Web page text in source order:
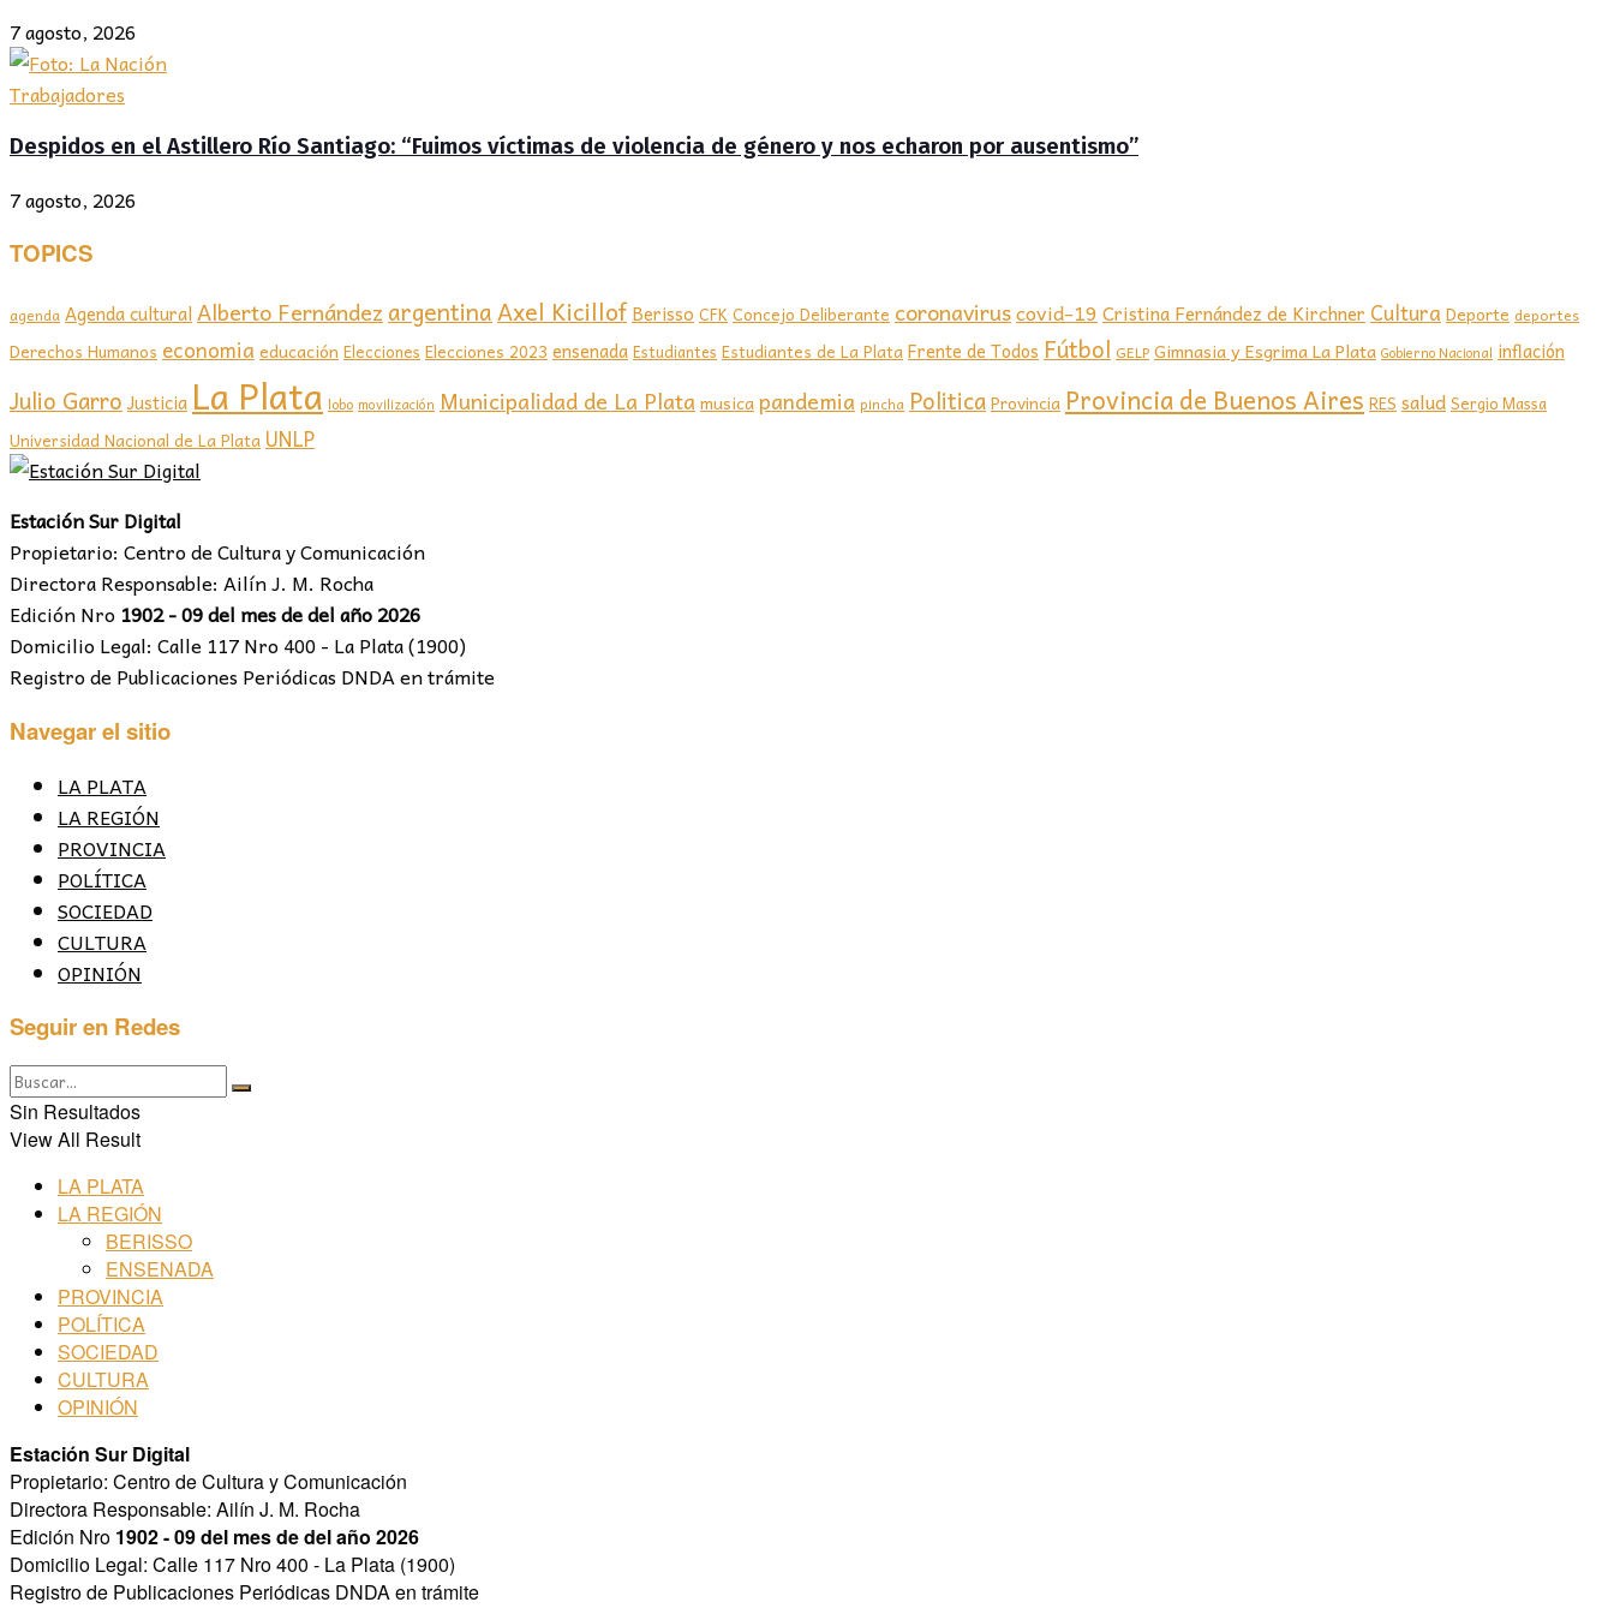
7 agosto, 2026
Trabajadores
Despidos en el Astillero Río Santiago: “Fuimos víctimas de violencia de género y nos echaron por ausentismo”
7 agosto, 2026
TOPICS
agenda Agenda culturalAlberto Fernández argentinaAxel Kicillof Berisso CFKConcejo Deliberante coronaviruscovid-19 Cristina Fernández de Kirchner Cultura Deporte deportes
Derechos Humanos economia educación Elecciones Elecciones 2023 ensenada Estudiantes Estudiantes de La PlataFrente de Todos Fútbol GELP Gimnasia y Esgrima La Plata Gobierno Nacional inflación
Julio Garro Justicia La Plata lobo movilización Municipalidad de La Plata musicapandemia pincha PoliticaProvincia Provincia de Buenos Aires RES saludSergio Massa
Universidad Nacional de La Plata UNLP
Estación Sur Digital
Propietario: Centro de Cultura y Comunicación
Directora Responsable: Ailín J. M. Rocha
Edición Nro 1902 - 09 del mes de del año 2026
Domicilio Legal: Calle 117 Nro 400 - La Plata (1900)
Registro de Publicaciones Periódicas DNDA en trámite
Navegar el sitio
LA PLATA
LA REGIÓN
PROVINCIA
POLÍTICA
SOCIEDAD
CULTURA
OPINIÓN
Seguir en Redes
Sin Resultados
View All Result
LA PLATA
LA REGIÓN
BERISSO
ENSENADA
PROVINCIA
POLÍTICA
SOCIEDAD
CULTURA
OPINIÓN
Estación Sur Digital
Propietario: Centro de Cultura y Comunicación
Directora Responsable: Ailín J. M. Rocha
Edición Nro 1902 - 09 del mes de del año 2026
Domicilio Legal: Calle 117 Nro 400 - La Plata (1900)
Registro de Publicaciones Periódicas DNDA en trámite